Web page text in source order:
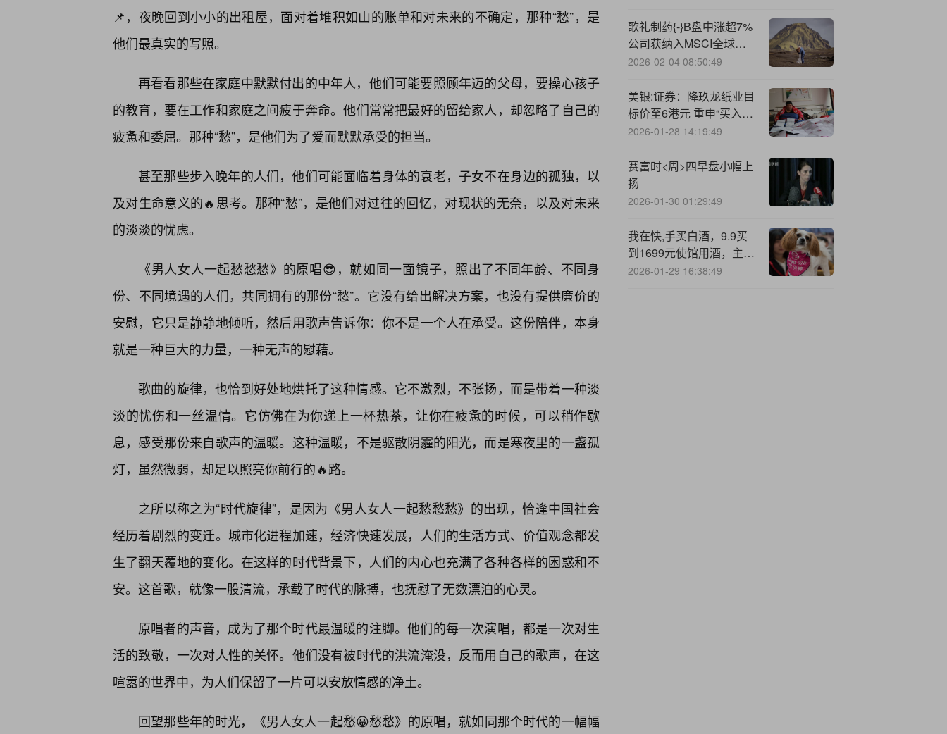
📌，夜晚回到小小的出租屋，面对着堆积如山的账单和对未来的不确定，那种“愁”，是
他们最真实的写照。
再看看那些在家庭中默默付出的中年人，他们可能要照顾年迈的父母，要操心孩子
的教育，要在工作和家庭之间疲于奔命。他们常常把最好的留给家人，却忽略了自己的
疲惫和委屈。那种“愁”，是他们为了爱而默默承受的担当。
甚至那些步入晚年的人们，他们可能面临着身体的衰老，子女不在身边的孤独，以
及对生命意义的🔥思考。那种“愁”，是他们对过往的回忆，对现状的无奈，以及对未来
的淡淡的忧虑。
《男人女人一起愁愁愁》的原唱😎，就如同一面镜子，照出了不同年龄、不同身
份、不同境遇的人们，共同拥有的那份“愁”。它没有给出解决方案，也没有提供廉价的
安慰，它只是静静地倾听，然后用歌声告诉你：你不是一个人在承受。这份陪伴，本身
就是一种巨大的力量，一种无声的慰藉。
歌曲的旋律，也恰到好处地烘托了这种情感。它不激烈，不张扬，而是带着一种淡
淡的忧伤和一丝温情。它仿佛在为你递上一杯热茶，让你在疲惫的时候，可以稍作歇
息，感受那份来自歌声的温暖。这种温暖，不是驱散阴霾的阳光，而是寒夜里的一盏孤
灯，虽然微弱，却足以照亮你前行的🔥路。
之所以称之为“时代旋律”，是因为《男人女人一起愁愁愁》的出现，恰逢中国社会
经历着剧烈的变迁。城市化进程加速，经济快速发展，人们的生活方式、价值观念都发
生了翻天覆地的变化。在这样的时代背景下，人们的内心也充满了各种各样的困惑和不
安。这首歌，就像一股清流，承载了时代的脉搏，也抚慰了无数漂泊的心灵。
原唱者的声音，成为了那个时代最温暖的注脚。他们的每一次演唱，都是一次对生
活的致敬，一次对人性的关怀。他们没有被时代的洪流淹没，反而用自己的歌声，在这
喧嚣的世界中，为人们保留了一片可以安放情感的净土。
回望那些年的时光，《男人女人一起愁😀愁愁》的原唱，就如同那个时代的一幅幅
歌礼制药{-}B盘中涨超7%
公司获纳入MSCI全球小
盘股指数
2026-02-04 08:50:49
美银:证券：降玖龙纸业目
标价至6港元 重申“买入”
评级
2026-01-28 14:19:49
赛富时<周>四早盘小幅上
扬
2026-01-30 01:29:49
我在快,手买白酒，9.9买
到1699元使馆用酒，主播
还送价值万元手镯
2026-01-29 16:38:49